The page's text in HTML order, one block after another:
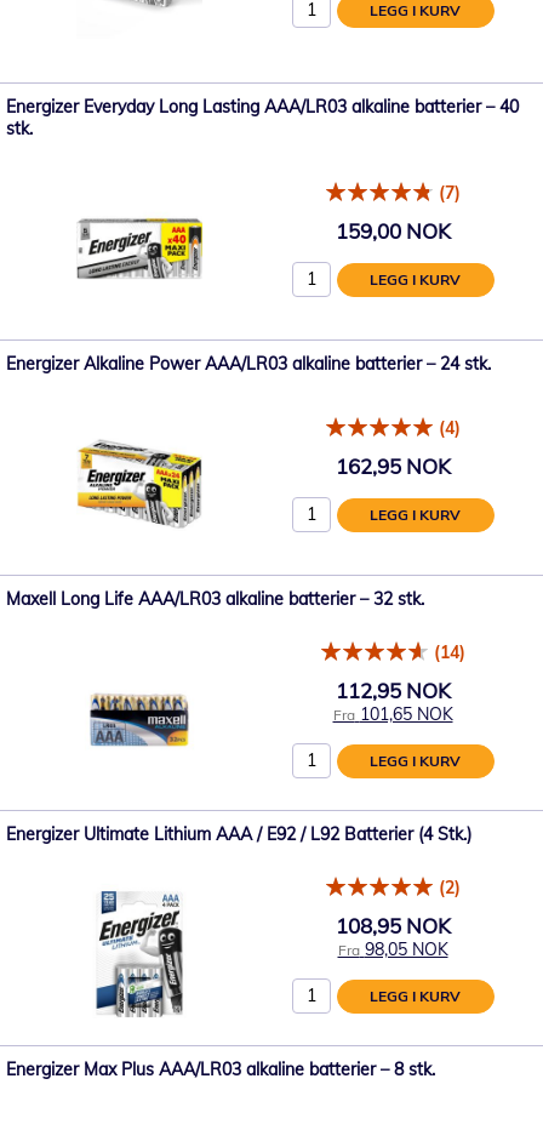
LEGG I KURV
Energizer Everyday Long Lasting AAA/LR03 alkaline batterier – 40
stk.
(7)
159,00 NOK
LEGG I KURV
Energizer Alkaline Power AAA/LR03 alkaline batterier – 24 stk.
(4)
162,95 NOK
LEGG I KURV
Maxell Long Life AAA/LR03 alkaline batterier – 32 stk.
(14)
112,95 NOK
Fra 101,65 NOK
LEGG I KURV
Energizer Ultimate Lithium AAA / E92 / L92 Batterier (4 Stk.)
(2)
108,95 NOK
Fra 98,05 NOK
LEGG I KURV
Energizer Max Plus AAA/LR03 alkaline batterier – 8 stk.